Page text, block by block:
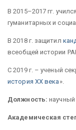
В 2015–2017 гг.
гуманитарных и
В 2018 г. защитил
всеобщей истории
C 2019 г. – ученый
история ХХ века ».
Должность:
Академическая